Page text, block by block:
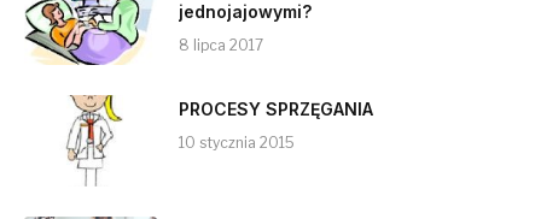
jednojajowymi?
8 lipca 2017
PROCESY SPRZĘGANIA
10 stycznia 2015